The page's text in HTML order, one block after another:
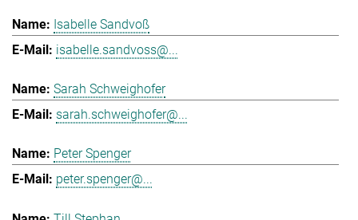
Isabelle Sandvoß
isabelle.sandvoss@...
Sarah Schweighofer
sarah.schweighofer@...
Peter Spenger
peter.spenger@...